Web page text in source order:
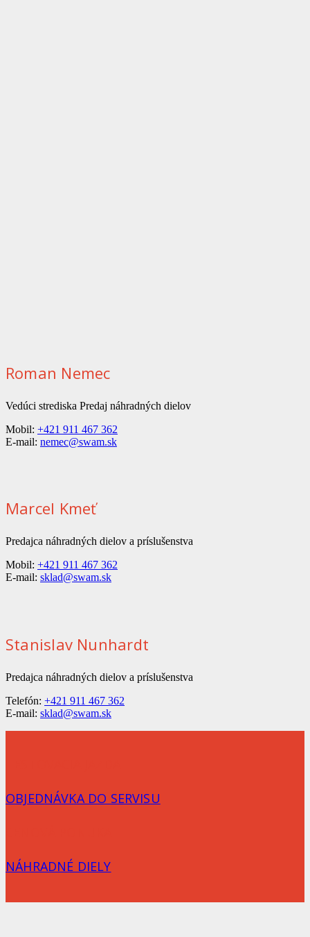
Roman Nemec
Vedúci strediska Predaj náhradných dielov
Mobil: +421 911 467 362
E-mail: nemec@swam.sk
Marcel Kmeť
Predajca náhradných dielov a príslušenstva
Mobil: +421 911 467 362
E-mail: sklad@swam.sk
Stanislav Nunhardt
Predajca náhradných dielov a príslušenstva
Telefón: +421 911 467 362
E-mail: sklad@swam.sk
OBJEDNÁVKA DO SERVISU
NÁHRADNÉ DIELY